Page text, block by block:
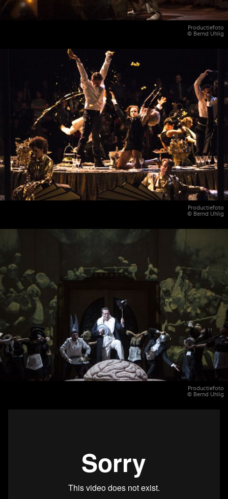
Productiefoto
© Bernd Uhlig
Productiefoto
© Bernd Uhlig
Productiefoto
© Bernd Uhlig